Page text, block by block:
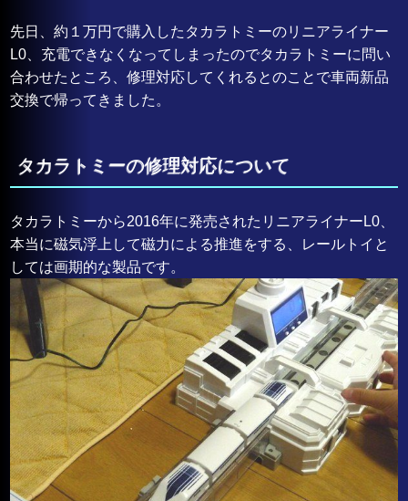
先日、約１万円で購入したタカラトミーのリニアライナー
L0、充電できなくなってしまったのでタカラトミーに問い
合わせたところ、修理対応してくれるとのことで車両新品
交換で帰ってきました。
タカラトミーの修理対応について
タカラトミーから2016年に発売されたリニアライナーL0、
本当に磁気浮上して磁力による推進をする、レールトイと
しては画期的な製品です。